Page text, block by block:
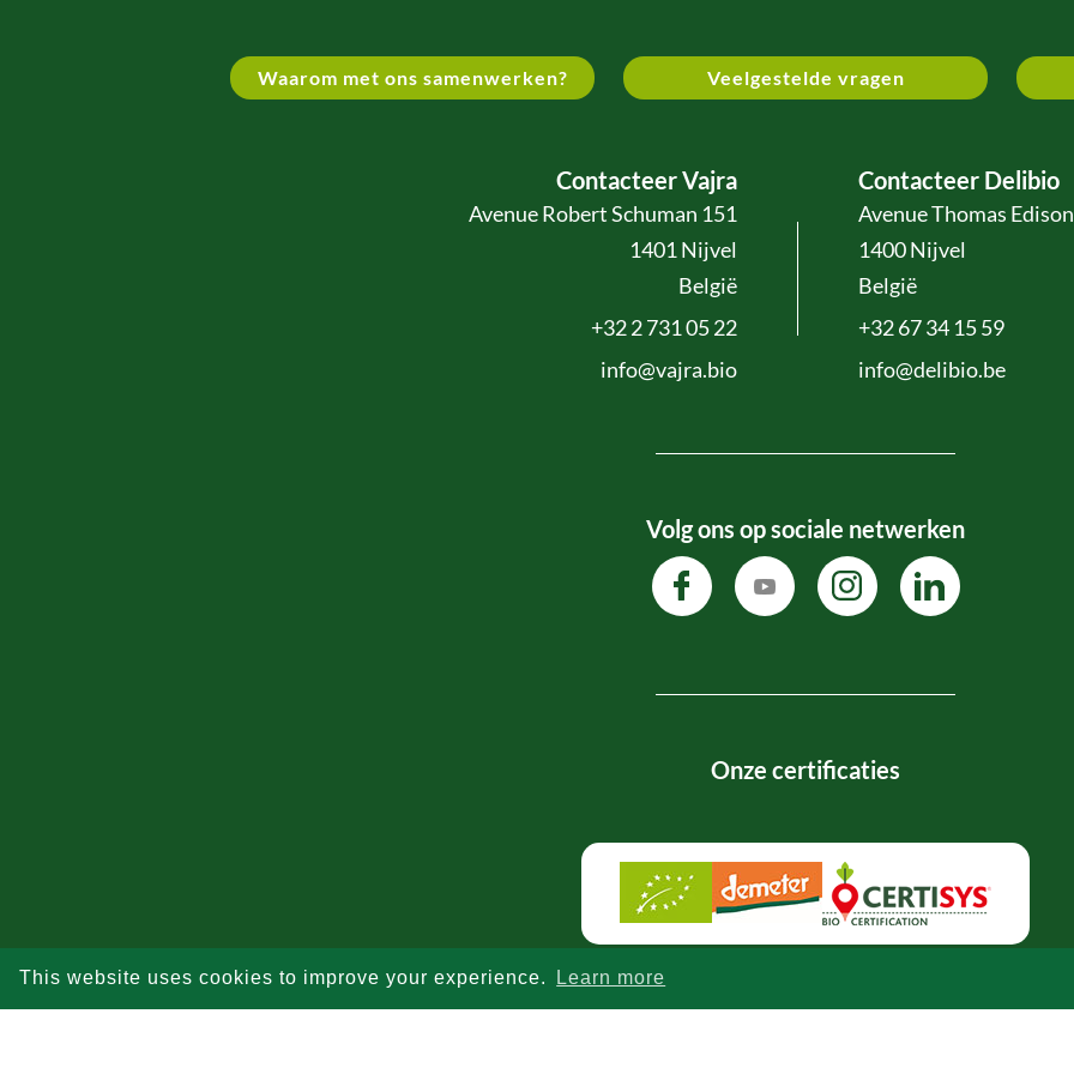
This website uses cookies to improve your experience. Learn more
Waarom met ons samenwerken? Veelgestelde vragen
Contacteer Vajra
Avenue Robert Schuman 151
1401 Nijvel
België
+32 2 731 05 22
info@vajra.bio
Contacteer Delibio
Avenue Thomas
1400 Nijvel
België
+32 67 34 15 59
info@delibio.be
Volg ons op sociale netwerken
Onze certificaties